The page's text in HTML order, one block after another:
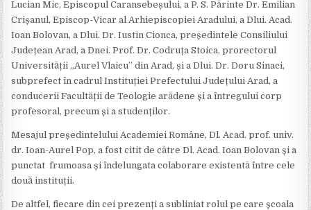
Lucian Mic, Episcopul Caransebeșului, a P. S. Părinte Dr. Emilian
Crișanul, Episcop-Vicar al Arhiepiscopiei Aradului, a Dlui. Acad.
Ioan Bolovan, a Dlui. Dr. Iustin Cionca, președintele Consiliului
Județean Arad, a Dnei. Prof. Dr. Codruța Stoica, prorectorul
Universității „Aurel Vlaicu” din Arad, și a Dlui. Dr. Doru Sinaci,
subprefect în cadrul Instituției Prefectului Județului Arad, a
conducerii Facultății de Teologie arădene și a întregului corp
profesoral, precum și a studenților.
Mesajul președintelului Academiei Române, Dl. Acad. prof. univ.
dr. Ioan-Aurel Pop, a fost citit de către Dl. Acad. Ioan Bolovan și a
punctat frumoasa și îndelungata colaborare existentă între cele
două instituții.
De altfel, fiecare din cei prezenți a subliniat rolul pe care școala